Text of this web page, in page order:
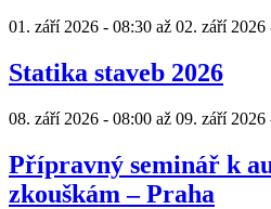
01. září 2026 - 08:30 až 02. září 2026
Statika staveb 2026
08. září 2026 - 08:00 až 09. září 2026
Přípravný seminář k
zkouškám – Praha